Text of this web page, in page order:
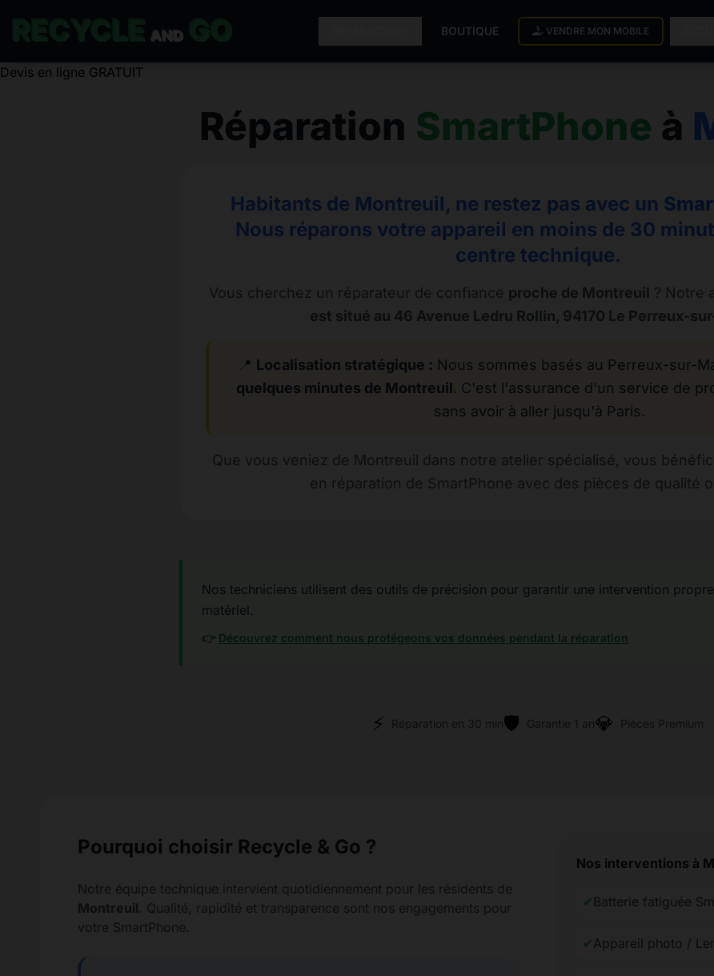
AND BOUTIQUE VENDRE MON MOBILE
Réparation SmartPhone à
Habitants de Montreuil, ne restez pas avec un
Nous réparons votre appareil en moins de 30
centre technique.
Vous cherchez un réparateur de confiance proche de Montreuil ? Notre
est situé au 46 Avenue Ledru Rollin, 94170 Le Perreux-
📍 Localisation stratégique : Nous sommes basés au Perreux-sur-
quelques minutes de Montreuil. C'est l'assurance d'un service de
sans avoir à aller jusqu'à Paris.
Que vous veniez de Montreuil dans notre atelier spécialisé, vous
en réparation de SmartPhone avec des pièces de qualité
Nos techniciens utilisent des outils de précision pour garantir une intervention
matériel.
👉 Découvrez comment nous protégeons vos données pendant la réparation
⚡ Réparation en 30 min🛡️ Garantie 1 an💎 Pièces Premium
Pourquoi choisir Recycle & Go ?
Notre équipe technique intervient quotidiennement pour les résidents de
Montreuil. Qualité, rapidité et transparence sont nos engagements pour
votre SmartPhone.
Nos interventions à
✔ Batterie fatiguée
✔Appareil photo /